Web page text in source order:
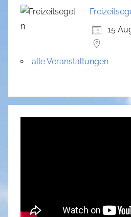
15
alle Veranstaltungen